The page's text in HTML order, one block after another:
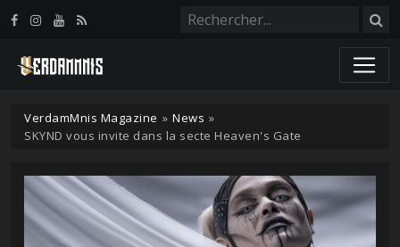
VerdamMnis Magazine » News »
SKYND vous invite dans la secte Heaven's Gate
Panneau de gestion des cookies